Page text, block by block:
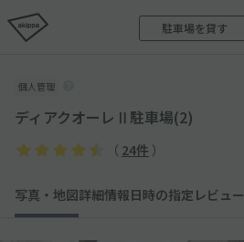
駐車場を貸す
個人管理
ディアクオーレⅡ駐車場(2)
（ 24件 ）
写真・地図詳細情報日時の指定 レビュー